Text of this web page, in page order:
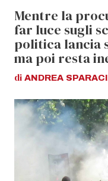
Mentre la
far luce sugli
politica lancia
ma poi resta
di ANDREA